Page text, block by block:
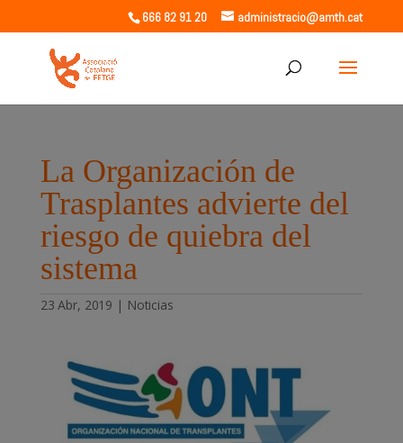
666 82 91 20 administracio@amth.cat
La Organización de
Trasplantes advierte del
riesgo de quiebra del
sistema
23 Abr, 2019 | Noticias